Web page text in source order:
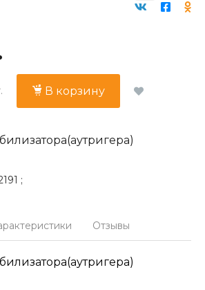
В корзину
;
Отзывы